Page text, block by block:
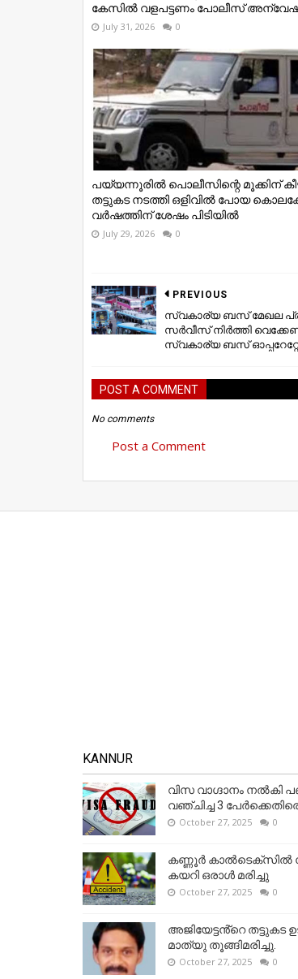
കേസിൽ വളപട്ടണം പോലീസ്
July 31, 2026 0
പയ്യന്നൂരില്‍ പൊലീസിന്റെ മൂക്കിന്
തട്ടുകട നടത്തി ഒളിവില്‍ പോയ
വര്‍ഷത്തിന് ശേഷം പിടിയില്‍
July 29, 2026 0
PREVIOUS
സ്വകാര്യ ബസ് മേഖല
സര്‍വീസ് നിര്‍ത്തി
സ്വകാര്യ ബസ്
POST A COMMENT
No comments
Post a Comment
KANNUR
വിസ വാഗ്ദാനം നൽകി
വഞ്ചിച്ച 3
October 27, 2025 0
കണ്ണൂര്‍ കാല്‍ടെക്‌സില്‍
കയറി ഒരാള്‍ മരിച്ചു
October 27, 2025 0
അജിയേട്ടൻ്റെ തട്ടുകട
മാത്യു തൂങ്ങിമരിച്ചു.
October 27, 2025 0